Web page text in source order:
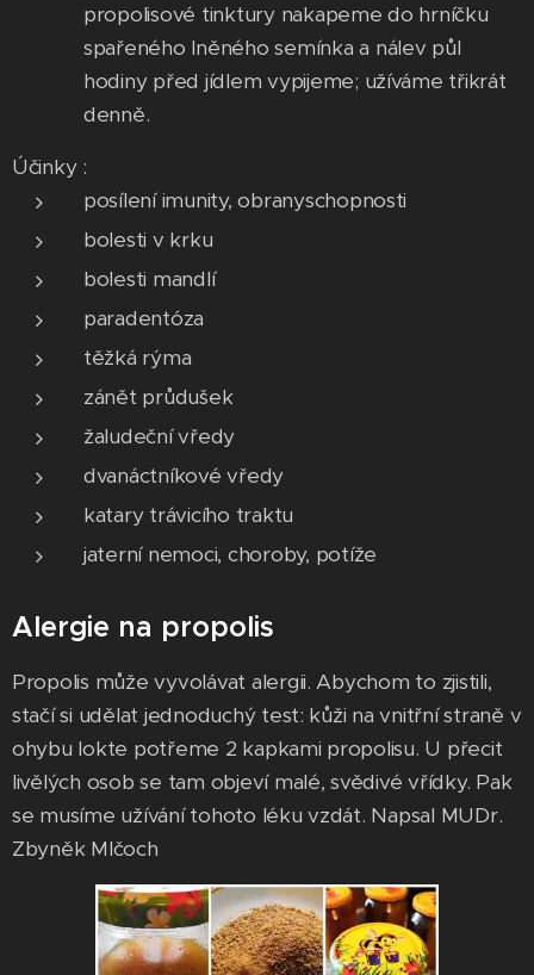
propolisové tinktury nakapeme do hrníčku
spařeného lněného semínka a nálev půl
hodiny před jídlem vypijeme; užíváme třikrát
denně.
Účinky :
posílení imunity, obranyschopnosti
bolesti v krku
bolesti mandlí
paradentóza
těžká rýma
zánět průdušek
žaludeční vředy
dvanáctníkové vředy
katary trávicího traktu
jaterní nemoci, choroby, potíže
Alergie na propolis
Propolis může vyvolávat alergii. Abychom to zjistili,
stačí si udělat jednoduchý test: kůži na vnitřní straně v
ohybu lokte potřeme 2 kapkami propolisu. U přecit
livělých osob se tam objeví malé, svědivé vřídky. Pak
se musíme užívání tohoto léku vzdát. Napsal MUDr.
Zbyněk Mlčoch